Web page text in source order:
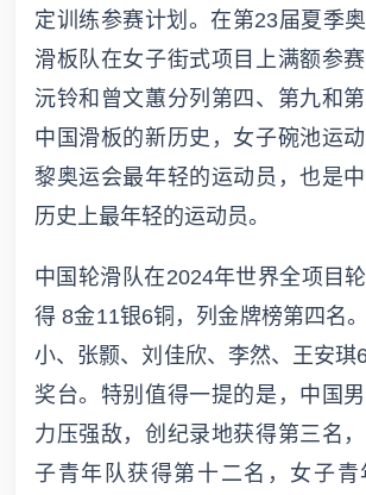
定训练参赛计划。在第23届夏季
滑板队在女子街式项目上满额参
沅铃和曾文蕙分列第四、第九和
中国滑板的新历史，女子碗池运
黎奥运会最年轻的运动员，也是
历史上最年轻的运动员。
中国轮滑队在2024年世界全项目
得 8金11银6铜，列金牌榜第四名
小、张颢、刘佳欣、李然、王安琪
奖台。特别值得一提的是，中国
力压强敌，创纪录地获得第三名
子青年队获得第十二名，女子青